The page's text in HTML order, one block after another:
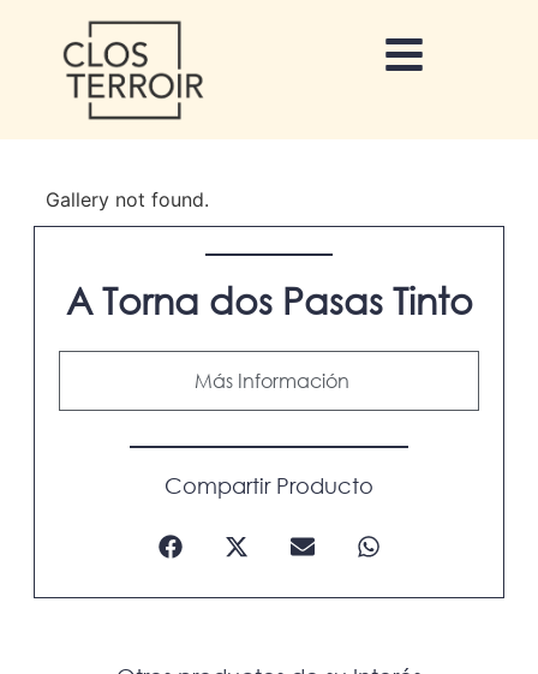
Gallery not found.
A Torna dos Pasas Tinto
Más Información
Compartir Producto